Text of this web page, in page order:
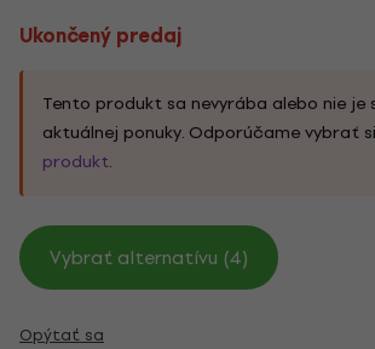
Ukončený predaj
Tento produkt sa nevyrába alebo nie je
aktuálnej ponuky. Odporúčame vybrať si
produkt.
Vybrať alternatívu (4)
Opýtať sa